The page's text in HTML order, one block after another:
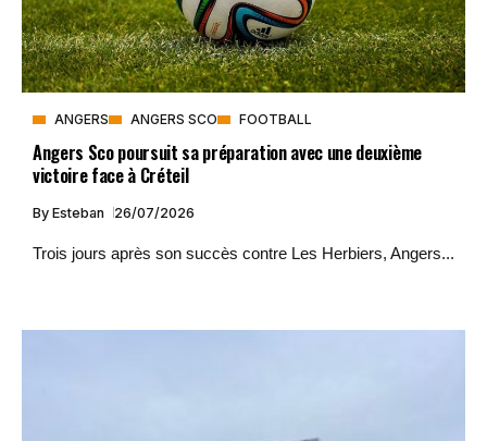
ANGERS ANGERS SCO FOOTBALL
Angers Sco poursuit sa préparation avec une deuxième
victoire face à Créteil
By Esteban 26/07/2026
Trois jours après son succès contre Les Herbiers, Angers...